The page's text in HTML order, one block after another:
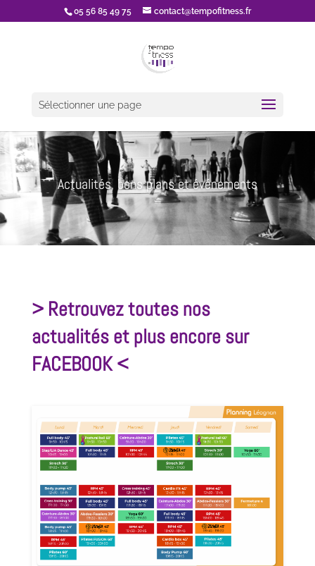
05 56 85 49 75 contact@tempofitness.fr
Sélectionner une page
Actualités, bons plans et événements
> Retrouvez toutes nos
actualités et plus encore sur
FACEBOOK <